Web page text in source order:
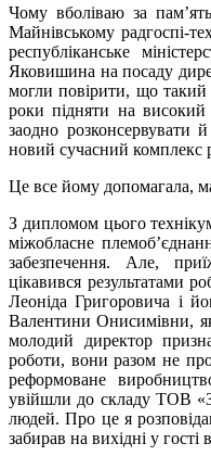
Чому вболіваю за
Майнівському радгоспі-
республіканське
Яковишина на посаду
могли повірити, що такий
роки підняти на високий
заодно розконсервувати
новий сучасний комплекс
Це все йому допомагала,
З дипломом цього
міжобласне
забезпечення. Але,
цікавився результатами
Леоніда Григоровича і
Валентини Онисимівни,
молодий директор
роботи, вони разом не
реформоване
увійшли до складу ТОВ
людей. Про це я
забирав на вихідні у гості